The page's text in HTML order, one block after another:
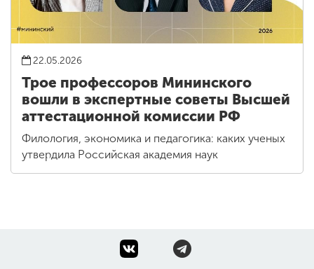
22.05.2026
Трое профессоров Мининского
вошли в экспертные советы Высшей
аттестационной комиссии РФ
Филология, экономика и педагогика: каких ученых
утвердила Российская академия наук